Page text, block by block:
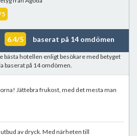
5
6.4/5 baserat på 14 omdömen
bästa hotellen enligt besökare med betyget
baserat på 14 omdömen.
Jättebra frukost, med det mesta man
av dryck. Med närheten till